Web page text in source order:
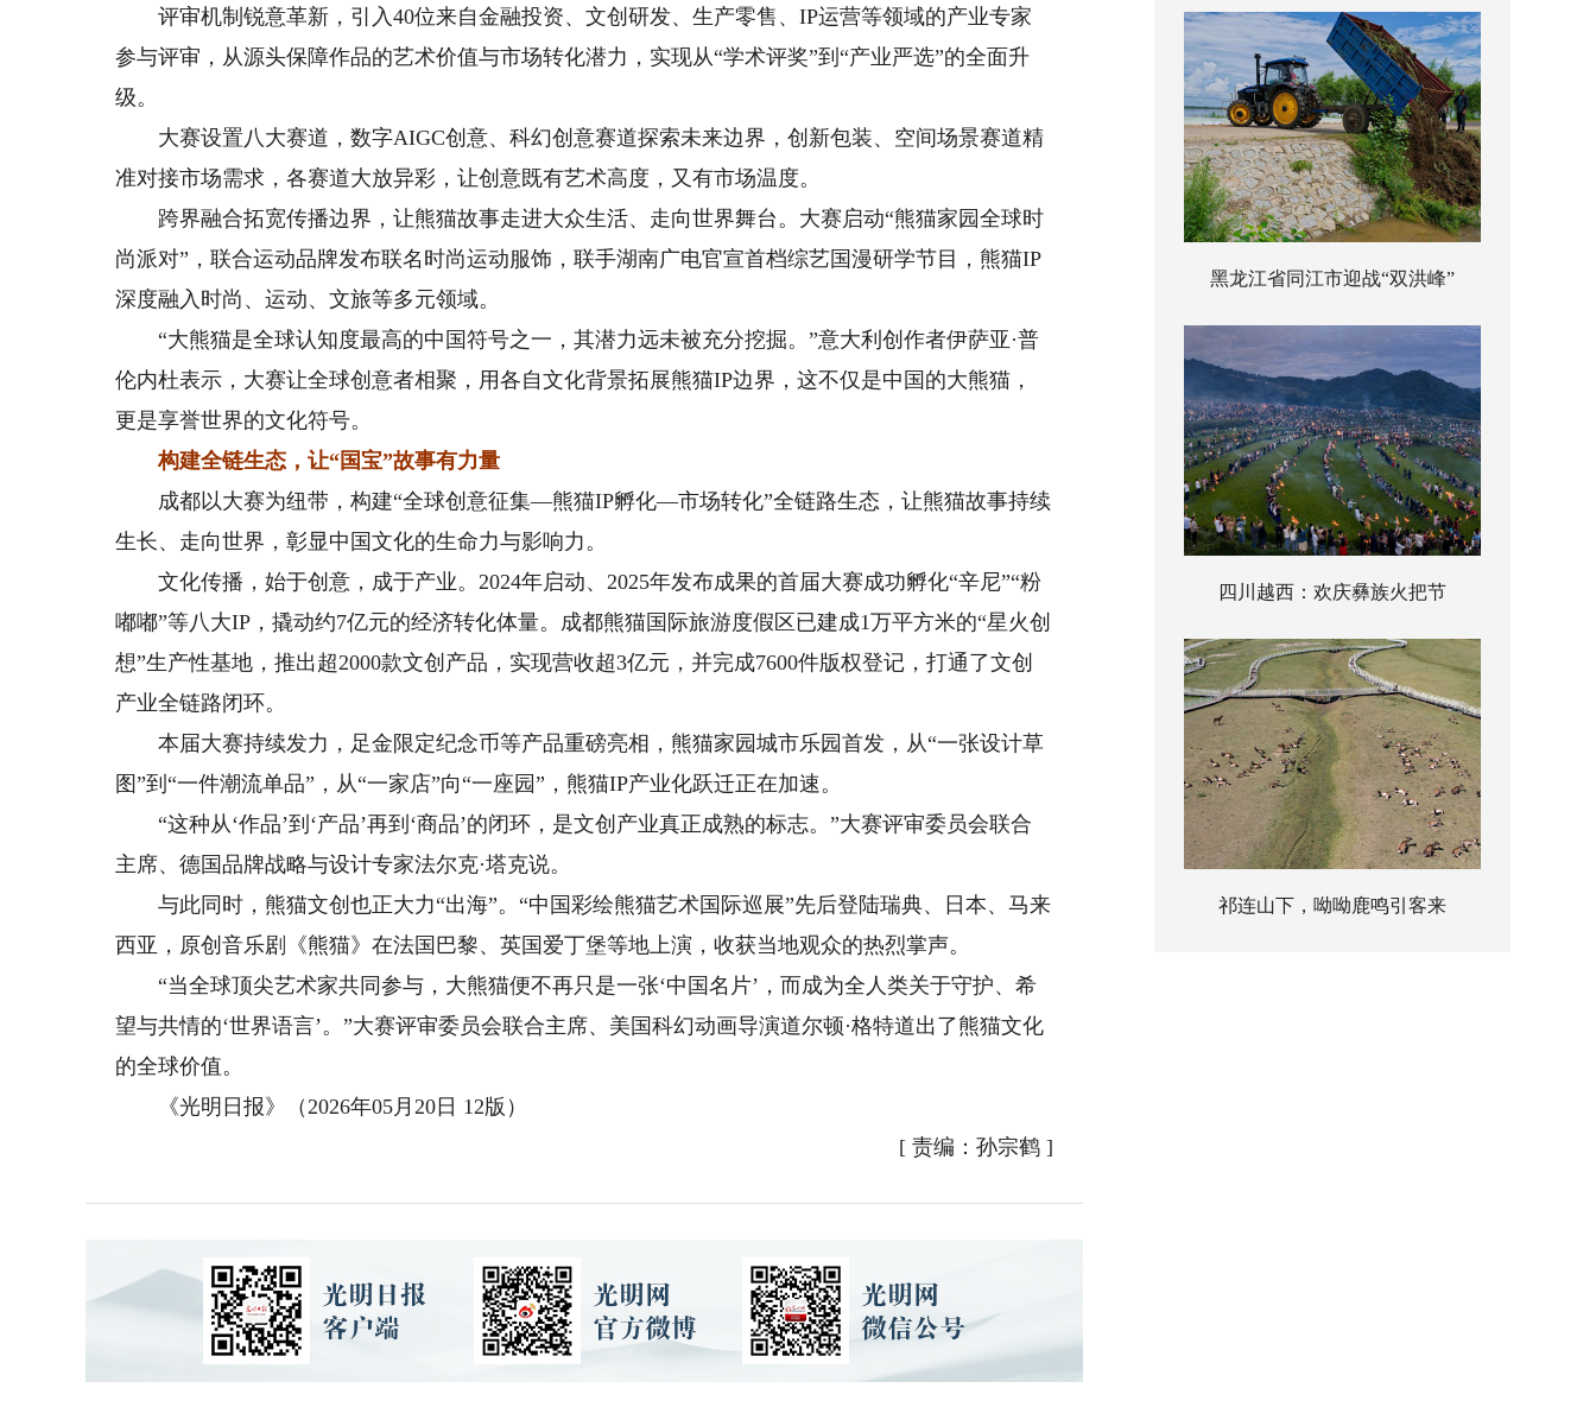
评审机制锐意革新，引入40位来自金融投资、文创研发、生产零售、IP运营等领域的产业专家
参与评审，从源头保障作品的艺术价值与市场转化潜力，实现从“学术评奖”到“产业严选”的全面升
级。
大赛设置八大赛道，数字AIGC创意、科幻创意赛道探索未来边界，创新包装、空间场景赛道精
准对接市场需求，各赛道大放异彩，让创意既有艺术高度，又有市场温度。
跨界融合拓宽传播边界，让熊猫故事走进大众生活、走向世界舞台。大赛启动“熊猫家园全球时
尚派对”，联合运动品牌发布联名时尚运动服饰，联手湖南广电官宣首档综艺国漫研学节目，熊猫IP
深度融入时尚、运动、文旅等多元领域。
“大熊猫是全球认知度最高的中国符号之一，其潜力远未被充分挖掘。”意大利创作者伊萨亚·普
伦内杜表示，大赛让全球创意者相聚，用各自文化背景拓展熊猫IP边界，这不仅是中国的大熊猫，
更是享誉世界的文化符号。
构建全链生态，让“国宝”故事有力量
成都以大赛为纽带，构建“全球创意征集—熊猫IP孵化—市场转化”全链路生态，让熊猫故事持续
生长、走向世界，彰显中国文化的生命力与影响力。
文化传播，始于创意，成于产业。2024年启动、2025年发布成果的首届大赛成功孵化“辛尼”“粉
嘟嘟”等八大IP，撬动约7亿元的经济转化体量。成都熊猫国际旅游度假区已建成1万平方米的“星火创
想”生产性基地，推出超2000款文创产品，实现营收超3亿元，并完成7600件版权登记，打通了文创
产业全链路闭环。
本届大赛持续发力，足金限定纪念币等产品重磅亮相，熊猫家园城市乐园首发，从“一张设计草
图”到“一件潮流单品”，从“一家店”向“一座园”，熊猫IP产业化跃迁正在加速。
“这种从‘作品’到‘产品’再到‘商品’的闭环，是文创产业真正成熟的标志。”大赛评审委员会联合
主席、德国品牌战略与设计专家法尔克·塔克说。
与此同时，熊猫文创也正大力“出海”。“中国彩绘熊猫艺术国际巡展”先后登陆瑞典、日本、马来
西亚，原创音乐剧《熊猫》在法国巴黎、英国爱丁堡等地上演，收获当地观众的热烈掌声。
“当全球顶尖艺术家共同参与，大熊猫便不再只是一张‘中国名片’，而成为全人类关于守护、希
望与共情的‘世界语言’。”大赛评审委员会联合主席、美国科幻动画导演道尔顿·格特道出了熊猫文化
的全球价值。
《光明日报》（2026年05月20日 12版）
[ 责编：孙宗鹤]
黑龙江省同江市迎战“双洪峰”
四川越西：欢庆彝族火把节
祁连山下，呦呦鹿鸣引客来